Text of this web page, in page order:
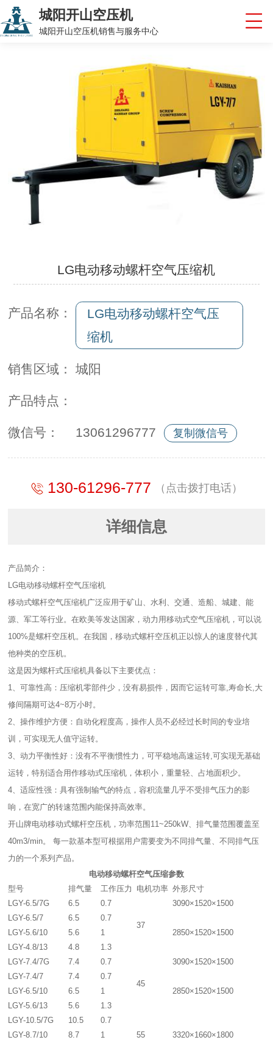
城阳开山空压机
城阳开山空压机销售与服务中心
LG电动移动螺杆空气压缩机
产品名称：
LG电动移动螺杆空气压
缩机
销售区域： 城阳
产品特点：
微信号： 13061296777 复制微信号
130-61296-777 （点击拨打电话）
详细信息
产品简介：
LG电动移动螺杆空气压缩机
移动式螺杆空气压缩机广泛应用于矿山、水利、交通、造船、城建、能
源、军工等行业。在欧美等发达国家，动力用移动式空气压缩机，可以说
100%是螺杆空压机。在我国，移动式螺杆空压机正以惊人的速度替代其
他种类的空压机。
这是因为螺杆式压缩机具备以下主要优点：
1、可靠性高：压缩机零部件少，没有易损件，因而它运转可靠,寿命长,大
修间隔期可达4~8万小时。
2、操作维护方便：自动化程度高，操作人员不必经过长时间的专业培
训，可实现无人值守运转。
3、动力平衡性好：没有不平衡惯性力，可平稳地高速运转,可实现无基础
运转，特别适合用作移动式压缩机，体积小，重量轻、占地面积少。
4、适应性强：具有强制输气的特点，容积流量几乎不受排气压力的影
响，在宽广的转速范围内能保持高效率。
开山牌电动移动式螺杆空压机，功率范围11~250kW、排气量范围覆盖至
40m3/min。 每一款基本型可根据用户需要变为不同排气量、不同排气压
力的一个系列产品。
电动移动螺杆空气压缩参数
型号
排气量 工作压力 电机功率 外形尺寸
LGY-6.5/7G
6.5 0.7
37
3090×1520×1500
LGY-6.5/7
6.5
0.7
2850×1520×1500
LGY-5.6/10 5.6
1
LGY-4.8/13
4.8
1.3
LGY-7.4/7G
7.4 0.7
45
3090×1520×1500
LGY-7.4/7
7.4
0.7
2850×1520×1500
LGY-6.5/10 6.5
1
LGY-5.6/13
5.6
1.3
LGY-10.5/7G
10.5
0.7
55
3320×1660×1800
LGY-8.7/10 8.7
1